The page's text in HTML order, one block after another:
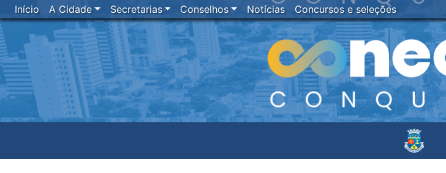
Início A Cidade Secretarias Conselhos Notícias Concursos e seleções